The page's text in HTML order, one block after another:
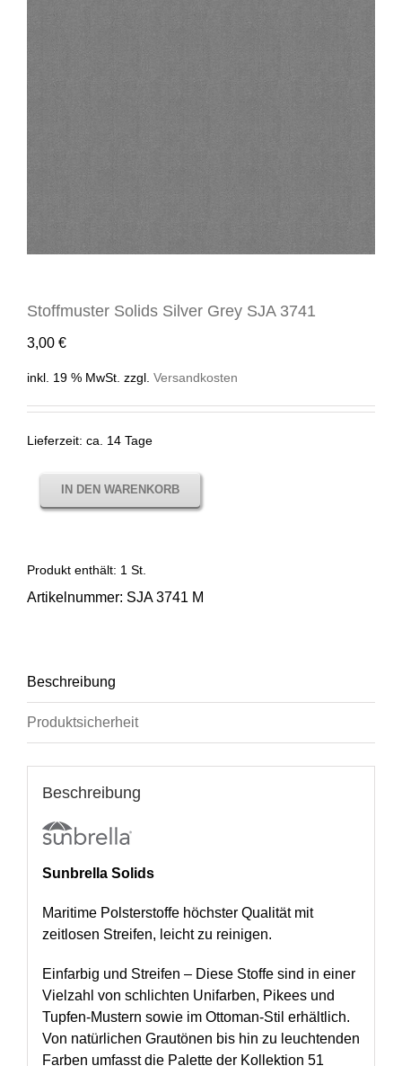
Stoffmuster Solids Silver Grey SJA 3741
3,00 €
inkl. 19 % MwSt. zzgl. Versandkosten
Lieferzeit: ca. 14 Tage
IN DEN WARENKORB
Produkt enthält: 1 St.
Artikelnummer: SJA 3741 M
Beschreibung
Produktsicherheit
Beschreibung
Sunbrella Solids
Maritime Polsterstoffe höchster Qualität mit
zeitlosen Streifen, leicht zu reinigen.
Einfarbig und Streifen – Diese Stoffe sind in einer
Vielzahl von schlichten Unifarben, Pikees und
Tupfen-Mustern sowie im Ottoman-Stil erhältlich.
Von natürlichen Grautönen bis hin zu leuchtenden
Farben umfasst die Palette der Kollektion 51